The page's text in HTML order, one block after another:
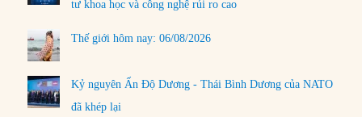
tư khoa học và công nghệ rủi ro cao
Thế giới hôm nay: 06/08/2026
Kỷ nguyên Ấn Độ Dương - Thái Bình Dương của NATO
đã khép lại